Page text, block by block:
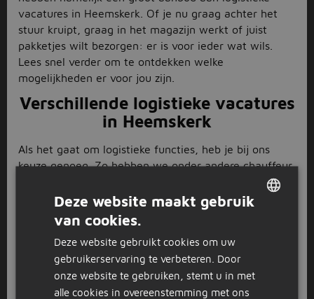
vacatures in Heemskerk. Of je nu graag achter het
stuur kruipt, graag in het magazijn werkt of juist
pakketjes wilt bezorgen: er is voor ieder wat wils.
Lees snel verder om te ontdekken welke
mogelijkheden er voor jou zijn.
Verschillende logistieke vacatures
in Heemskerk
Als het gaat om logistieke functies, heb je bij ons
keuze genoeg. Zo hebben we onder anderechauffeur
bestelbusjes door heel Nederland rijdt om producten
af te leveren. Ben jij meer van het werk binnen de
muren van het bedrijf? Kijk dan eens tussen onze
magazijnmedewerkervacatures in Heemskerk. Hierbij
kun je denken aan het laden en lossen van
vrachtwagens, orderpicken en het netjes houden van
het magazijn. En als laatste hebben we ook nog de
Deze website maakt gebruik
van cookies.
Deze website gebruikt cookies om uw
gebruikerservaring te verbeteren. Door
onze website te gebruiken, stemt u in met
alle cookies in overeenstemming met ons